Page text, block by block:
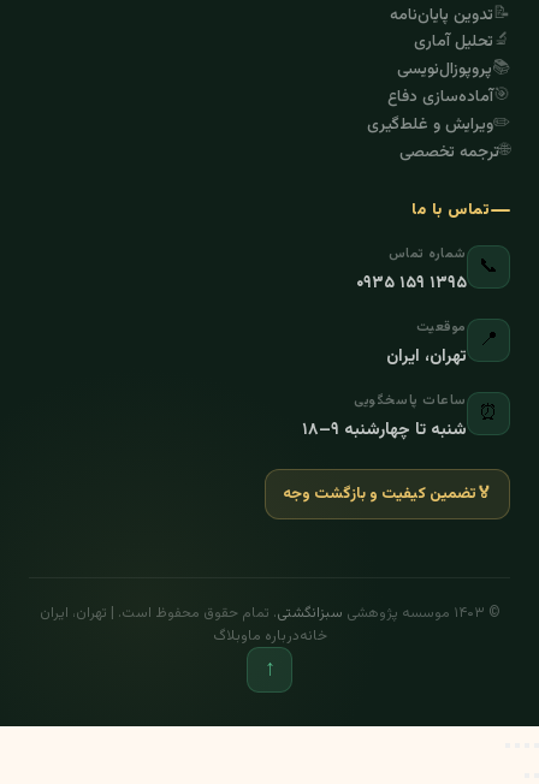
📝تدوین پایان‌نامه
🔬تحلیل آماری
📚پروپوزال‌نویسی
🎯آماده‌سازی دفاع
✏️ویرایش و غلط‌گیری
🌐ترجمه تخصصی
تماس با ما
📞 شماره تماس
۰۹۳۵ ۱۵۹ ۱۳۹۵
📍 موقعیت
تهران، ایران
⏰ ساعات پاسخگویی
شنبه تا چهارشنبه ۹–۱۸
🏅تضمین کیفیت و بازگشت وجه
© ۱۴۰۳ موسسه پژوهشی سبزانگشتی. تمام حقوق محفوظ است. | تهران، ایران
خانهدرباره ماوبلاگ
↑